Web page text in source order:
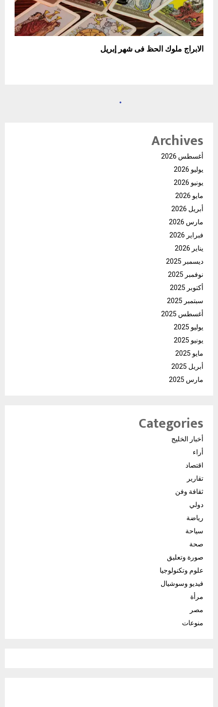
الابراج ملوك الحظ فى شهر إبريل
Archives
أغسطس 2026
يوليو 2026
يونيو 2026
مايو 2026
أبريل 2026
مارس 2026
فبراير 2026
يناير 2026
ديسمبر 2025
نوفمبر 2025
أكتوبر 2025
سبتمبر 2025
أغسطس 2025
يوليو 2025
يونيو 2025
مايو 2025
أبريل 2025
مارس 2025
Categories
أخبار الخليج
أراء
اقتصاد
تقارير
ثقافة وفن
دولي
رياضة
سياحة
صحة
صورة وتعليق
علوم وتكنولوجيا
فيديو وسوشيال
مرأة
مصر
منوعات